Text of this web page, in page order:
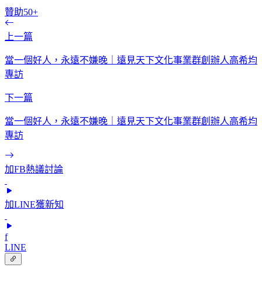
贊助50+
上一篇
當一個好人，永遠不嫌晚｜遠見天下文化事業群創辦人高希均
專訪
下一篇
當一個好人，永遠不嫌晚｜遠見天下文化事業群創辦人高希均
專訪
加FB熱議討論
加LINE獲新知
f
LINE